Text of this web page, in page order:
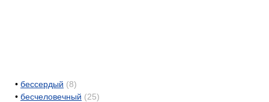
• бессердый (8)
• бесчеловечный (25)